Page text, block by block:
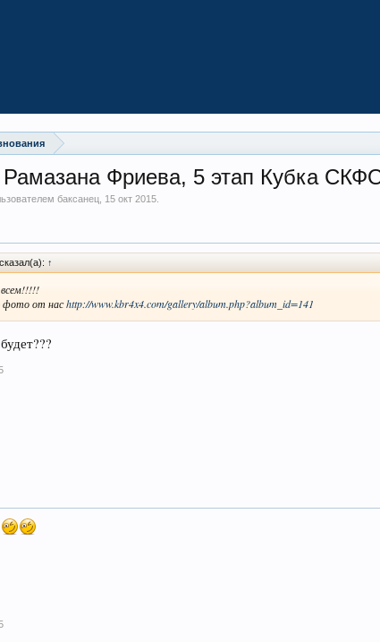
Фриева, 5 этап Кубка
баксанец, 15 окт 2015
↑
фото от насhttp://www.kbr4x4.com/gallery/album.php?album_id=141